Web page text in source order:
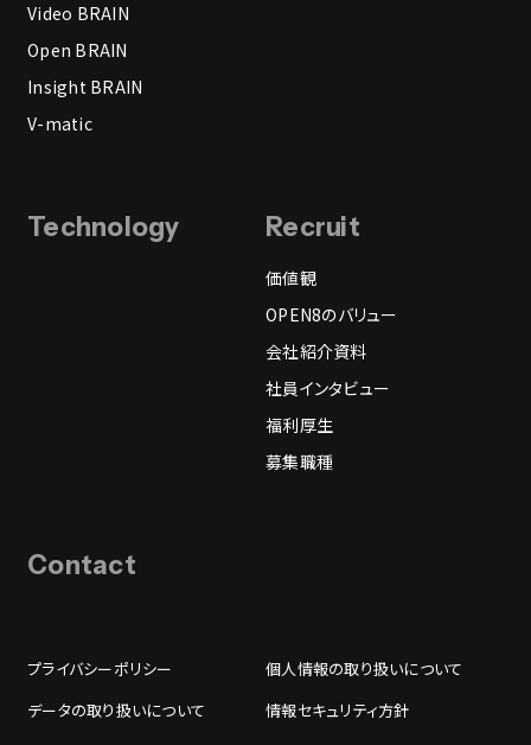
Video BRAIN
Open BRAIN
Insight BRAIN
V-matic
Technology Recruit
価値観
OPEN8のバリュー
会社紹介資料
社員インタビュー
福利厚生
募集職種
Contact
プライバシーポリシー
個人情報の取り扱いについて
データの取り扱いについて
情報セキュリティ方針